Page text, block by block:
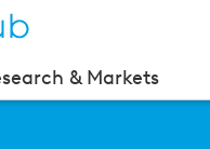
& Markets